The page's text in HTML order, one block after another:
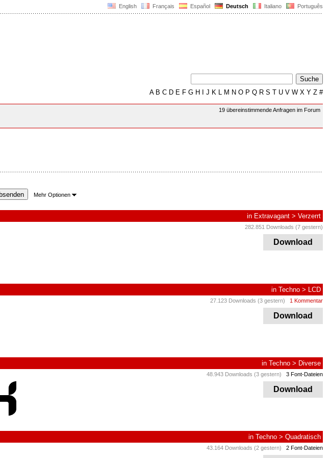
English Français Español Deutsch Italiano Português
AB C D E F G H J K L M N O P Q R S T U V W X Y Z #
19 übereinstimmende Anfragen im Forum
Mehr Optionen
in Extravagant > Verzerrt
282.851 Downloads (7 gestern)
Download
in Techno > LCD
27.123 Downloads (3 gestern) 1 Kommentar
Download
in Techno > Diverse
48.943 Downloads (3 gestern) 3 Font-Dateien
Download
in Techno > Quadratisch
43.164 Downloads (2 gestern) 2 Font-Dateien